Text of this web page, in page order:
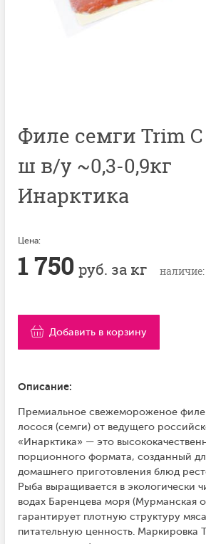
Филе семги Trim
ш в/у ~0,3-0,9кг
Инарктика
Цена:
1 750 руб. за кг наличие:
Добавить в корзину
Описание:
Премиальное свежемороженое филе
лосося (семги) от ведущего
«Инарктика» — это
порционного формата, созданный
домашнего приготовления блюд
Рыба выращивается в экологически
водах Баренцева моря (Мурманская
гарантирует плотную структуру
питательную ценность. Маркировка